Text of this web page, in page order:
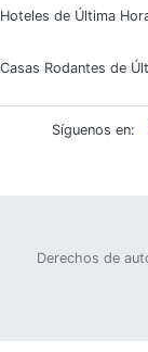
Hoteles de Última
Casas Rodantes de
Síguenos en:
Derechos de